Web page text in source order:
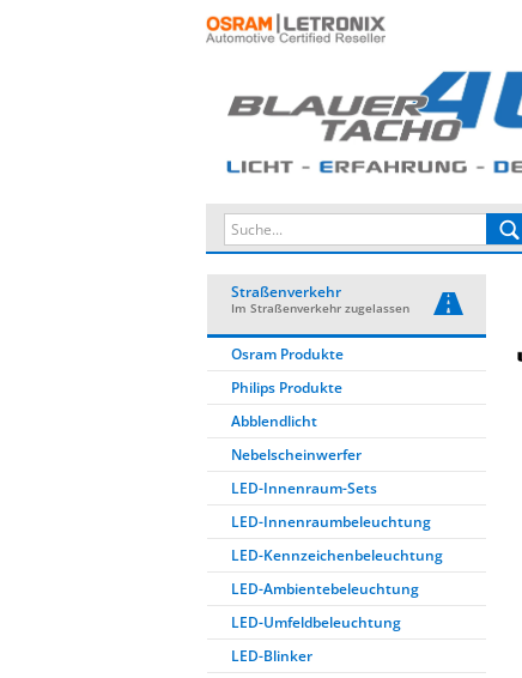
Straßenverkehr
Im Straßenverkehr zugelassen
Osram Produkte
Philips Produkte
Abblendlicht
Nebelscheinwerfer
LED-Innenraum-Sets
LED-Innenraumbeleuchtung
LED-Kennzeichenbeleuchtung
LED-Ambientebeleuchtung
LED-Umfeldbeleuchtung
LED-Blinker